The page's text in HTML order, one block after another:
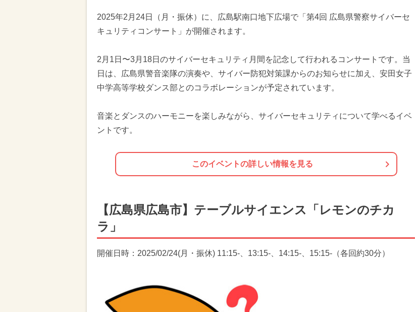
2025年2月24日（月・振休）に、広島駅南口地下広場で「第4回 広島県警察サイバーセ
キュリティコンサート」が開催されます。
2月1日〜3月18日のサイバーセキュリティ月間を記念して行われるコンサートです。当
日は、広島県警音楽隊の演奏や、サイバー防犯対策課からのお知らせに加え、安田女子
中学高等学校ダンス部とのコラボレーションが予定されています。
音楽とダンスのハーモニーを楽しみながら、サイバーセキュリティについて学べるイベ
ントです。
このイベントの詳しい情報を見る
【広島県広島市】テーブルサイエンス「レモンのチカ
ラ」
開催日時：2025/02/24(月・振休) 11:15-、13:15-、14:15-、15:15-（各回約30分）